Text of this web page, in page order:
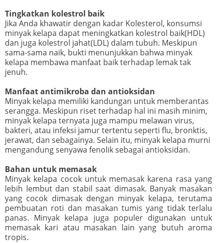
Tingkatkan kolestrol baik
Jika Anda khawatir dengan kadar Kolesterol, konsumsi
minyak kelapa dapat meningkatkan kolestrol baik(HDL)
dan juga kolestrol jahat(LDL) dalam tubuh. Meskipun
sama-sama naik, bukti menunjukkan bahwa minyak
kelapa membawa manfaat baik terhadap lemak tak
jenuh.
Manfaat antimikroba dan antioksidan
Minyak kelapa memiliki kandungan untuk memberantas
serangga. Meskipun riset terhadap hal ini masih minim,
minyak kelapa ternyata juga mampu melawan virus,
bakteri, atau infeksi jamur tertentu seperti flu, bronktis,
jerawat, dan sebagainya. Selain itu, minyak kelapa murni
mengandung senyawa fenolik sebagai antioksidan.
Bahan untuk memasak
Minyak kelapa cocok untuk memasak karena rasa yang
lebih lembut dan stabil saat dimasak. Banyak masakan
yang cocok dimasak dengan minyak kelapa, terutama
pembuatan roti dan masakan tumis yang tidak terlalu
panas. Minyak kelapa juga populer digunakan untuk
memasak kari atau masakan lain yang butuh aroma
tropis.